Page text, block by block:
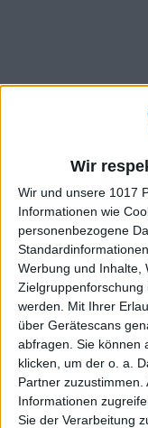
Wir
Wir und unsere 1017
Informationen wie
personenbezogene
Werbung und Inhalte,
Zielgruppenforschung
werden.
Mit Ihrer
über Gerätescans
abfragen. Sie können
klicken, um der o. a.
Partner
Informationen
Sie der Verarbeitung